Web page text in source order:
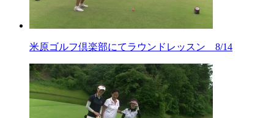
米原ゴルフ倶楽部にてラウンドレッスン 8/14